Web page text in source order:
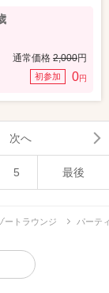
通常価格 2,000円
初参加 0円
次へ
5 最後
ートラウンジ パーテ